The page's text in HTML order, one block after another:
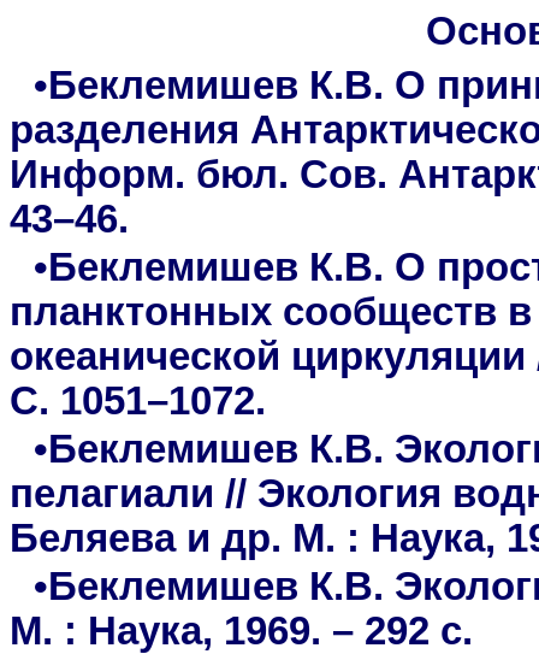
•Беклемишев К.В. О
разделения
Информ. бюл. Сов.
43–46.
•Беклемишев К.В. О
планктонных сообществ в
океанической
С. 1051–1072.
•Беклемишев К.В.
пелагиали // Экология
Беляева и др. М. : Наука,
•Беклемишев К.В.
М. : Наука, 1969. – 292 с.